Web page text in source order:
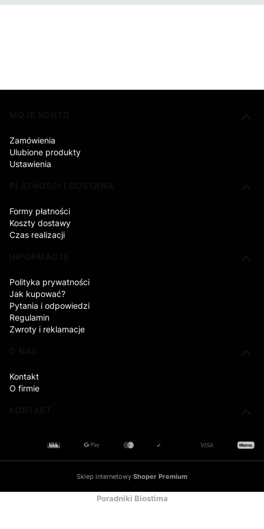
Zamówienia
Ulubione produkty
Ustawienia
Formy płatności
Koszty dostawy
Czas realizacji
Polityka prywatności
Jak kupować?
Pytania i odpowiedzi
Regulamin
Zwroty i reklamacje
Kontakt
O firmie
Sklep internetowy Shoper Premium
Poradniki Biostima